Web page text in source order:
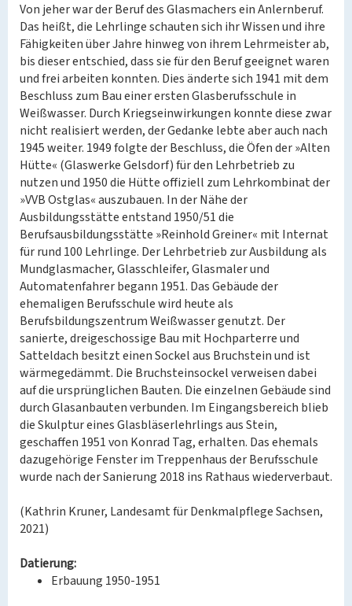
Von jeher war der Beruf des Glasmachers ein Anlernberuf.
Das heißt, die Lehrlinge schauten sich ihr Wissen und ihre
Fähigkeiten über Jahre hinweg von ihrem Lehrmeister ab,
bis dieser entschied, dass sie für den Beruf geeignet waren
und frei arbeiten konnten. Dies änderte sich 1941 mit dem
Beschluss zum Bau einer ersten Glasberufsschule in
Weißwasser. Durch Kriegseinwirkungen konnte diese zwar
nicht realisiert werden, der Gedanke lebte aber auch nach
1945 weiter. 1949 folgte der Beschluss, die Öfen der »Alten
Hütte« (Glaswerke Gelsdorf) für den Lehrbetrieb zu
nutzen und 1950 die Hütte offiziell zum Lehrkombinat der
»VVB Ostglas« auszubauen. In der Nähe der
Ausbildungsstätte entstand 1950/51 die
Berufsausbildungsstätte »Reinhold Greiner« mit Internat
für rund 100 Lehrlinge. Der Lehrbetrieb zur Ausbildung als
Mundglasmacher, Glasschleifer, Glasmaler und
Automatenfahrer begann 1951. Das Gebäude der
ehemaligen Berufsschule wird heute als
Berufsbildungszentrum Weißwasser genutzt. Der
sanierte, dreigeschossige Bau mit Hochparterre und
Satteldach besitzt einen Sockel aus Bruchstein und ist
wärmegedämmt. Die Bruchsteinsockel verweisen dabei
auf die ursprünglichen Bauten. Die einzelnen Gebäude sind
durch Glasanbauten verbunden. Im Eingangsbereich blieb
die Skulptur eines Glasbläserlehrlings aus Stein,
geschaffen 1951 von Konrad Tag, erhalten. Das ehemals
dazugehörige Fenster im Treppenhaus der Berufsschule
wurde nach der Sanierung 2018 ins Rathaus wiederverbaut.
(Kathrin Kruner, Landesamt für Denkmalpflege Sachsen,
2021)
Datierung:
Erbauung 1950-1951